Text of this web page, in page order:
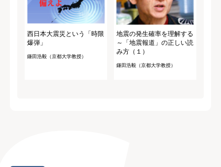
西日本大震災という「時限
爆弾」
鎌田浩毅（京都大学教授）
地震の発生確率を理解する
～「地震報道」の正しい読
み方（１）
鎌田浩毅（京都大学教授）